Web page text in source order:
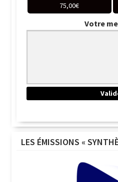
75,00€
Votre
LES ÉMISSIONS «